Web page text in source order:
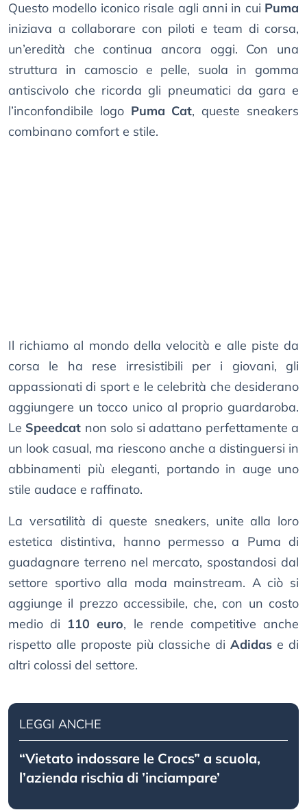
Questo modello iconico risale agli anni in cui Puma
iniziava a collaborare con piloti e team di corsa,
un’eredità che continua ancora oggi. Con una
struttura in camoscio e pelle, suola in gomma
antiscivolo che ricorda gli pneumatici da gara e
l’inconfondibile logo Puma Cat, queste sneakers
combinano comfort e stile.
Il richiamo al mondo della velocità e alle piste da
corsa le ha rese irresistibili per i giovani, gli
appassionati di sport e le celebrità che desiderano
aggiungere un tocco unico al proprio guardaroba.
Le Speedcat non solo si adattano perfettamente a
un look casual, ma riescono anche a distinguersi in
abbinamenti più eleganti, portando in auge uno
stile audace e raffinato.
La versatilità di queste sneakers, unite alla loro
estetica distintiva, hanno permesso a Puma di
guadagnare terreno nel mercato, spostandosi dal
settore sportivo alla moda mainstream. A ciò si
aggiunge il prezzo accessibile, che, con un costo
medio di 110 euro, le rende competitive anche
rispetto alle proposte più classiche di Adidas e di
altri colossi del settore.
LEGGI ANCHE
“Vietato indossare le Crocs” a scuola,
l’azienda rischia di ’inciampare’